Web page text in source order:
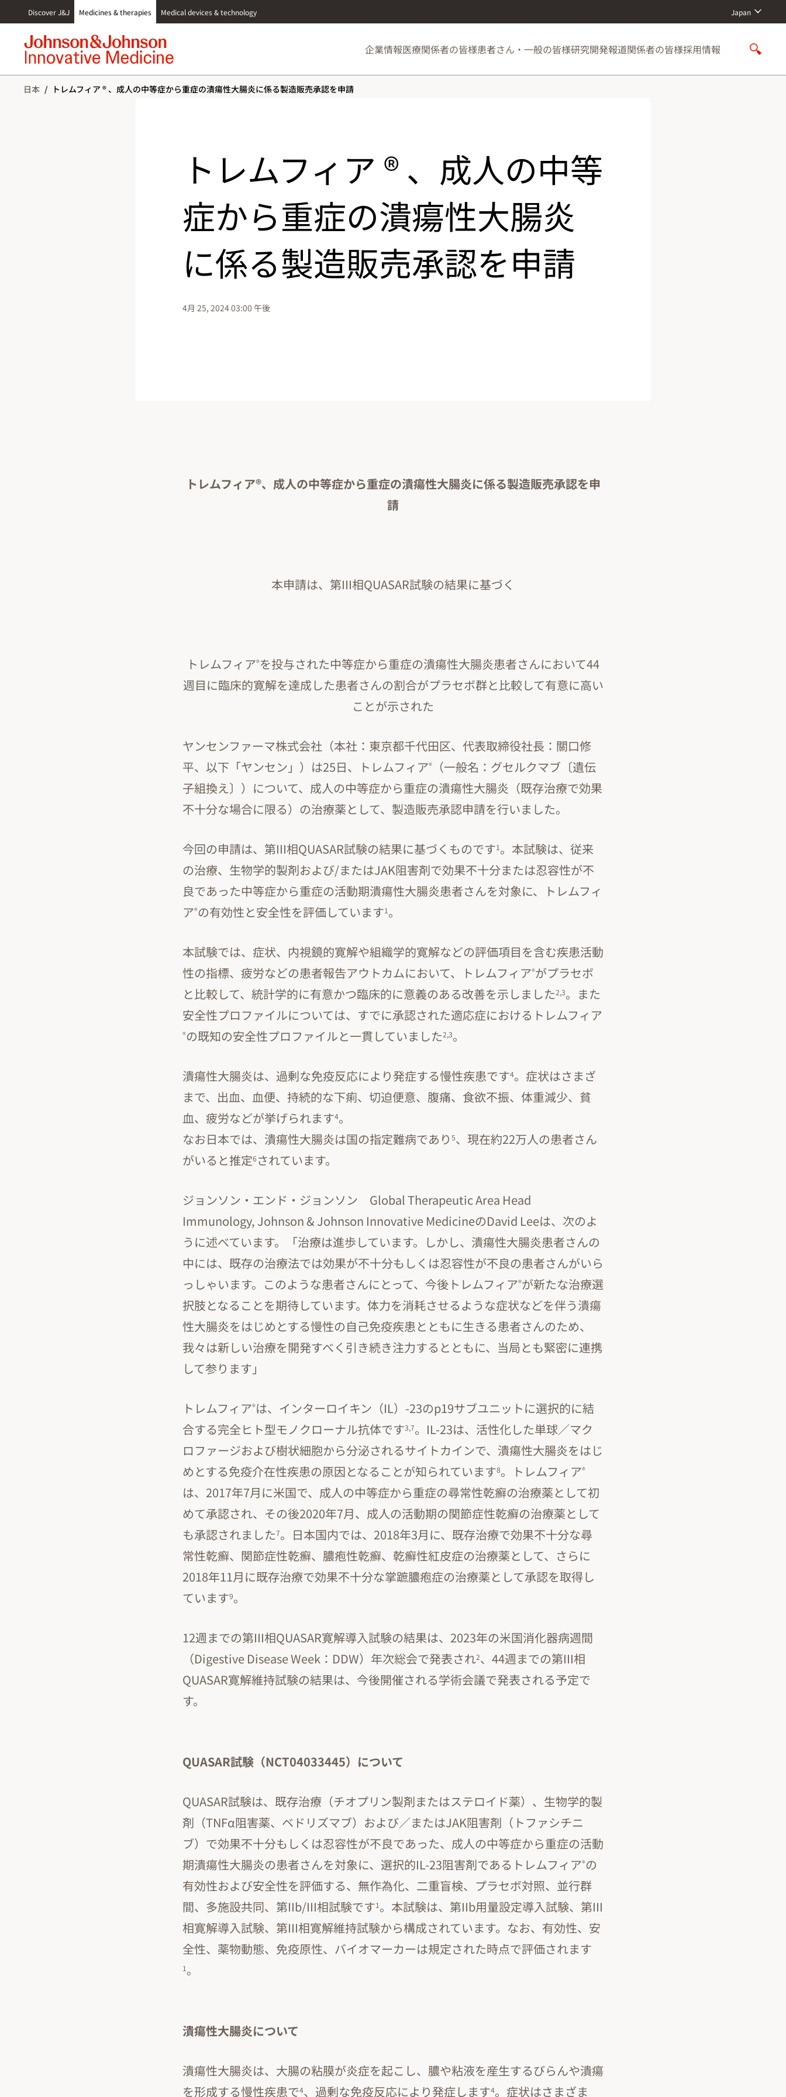
c
Discover J&J Medicines & therapies Medical devices & technology Japan
企業情報医療関係者の皆様患者さん・一般の皆様研究開発報道関係者の皆様採用情報
S
o
日本 / トレムフィア ® 、成人の中等症から重症の潰瘍性大腸炎に係る製造販売承認を申請
トレムフィア ® 、成人の中等
症から重症の潰瘍性大腸炎
に係る製造販売承認を申請
4月 25, 2024 03:00 午後
トレムフィア®、成人の中等症から重症の潰瘍性大腸炎に係る製造販売承認を申
請
本申請は、第III相QUASAR試験の結果に基づく
トレムフィア®を投与された中等症から重症の潰瘍性大腸炎患者さんにおいて44
週目に臨床的寛解を達成した患者さんの割合がプラセボ群と比較して有意に高い
ことが示された
ヤンセンファーマ株式会社（本社：東京都千代田区、代表取締役社長：關口修
平、以下「ヤンセン」）は25日、トレムフィア®
（一般名：グセルクマブ〔遺伝
子組換え〕）について、成人の中等症から重症の潰瘍性大腸炎（既存治療で効果
不十分な場合に限る）の治療薬として、製造販売承認申請を行いました。
今回の申請は、第III相QUASAR試験の結果に基づくものです1 。本試験は、従来
の治療、生物学的製剤および/またはJAK阻害剤で効果不十分または忍容性が不
良であった中等症から重症の活動期潰瘍性大腸炎患者さんを対象に、トレムフィ
ア®の有効性と安全性を評価しています1 。
本試験では、症状、内視鏡的寛解や組織学的寛解などの評価項目を含む疾患活動
性の指標、疲労などの患者報告アウトカムにおいて、トレムフィア®がプラセボ
と比較して、統計学的に有意かつ臨床的に意義のある改善を示しました2,3。また
安全性プロファイルについては、すでに承認された適応症におけるトレムフィア
®の既知の安全性プロファイルと一貫していました2,3。
潰瘍性大腸炎は、過剰な免疫反応により発症する慢性疾患です4。症状はさまざ
まで、出血、血便、持続的な下痢、切迫便意、腹痛、食欲不振、体重減少、貧
血、疲労などが挙げられます4。
なお日本では、潰瘍性大腸炎は国の指定難病であり 5、現在約22万人の患者さん
がいると推定6 されています。
ジョンソン・エンド・ジョンソン Global Therapeutic Area Head
Immunology, Johnson & Johnson Innovative MedicineのDavid Leeは、次のよ
うに述べています。「治療は進歩しています。しかし、潰瘍性大腸炎患者さんの
中には、既存の治療法では効果が不十分もしくは忍容性が不良の患者さんがいら
っしゃいます。このような患者さんにとって、今後トレムフィア®が新たな治療選
択肢となることを期待しています。体力を消耗させるような症状などを伴う潰瘍
性大腸炎をはじめとする慢性の自己免疫疾患とともに生きる患者さんのため、
我々は新しい治療を開発すべく引き続き注力するとともに、当局とも緊密に連携
して参ります」
トレムフィア®は、インターロイキン（IL）-23のp19サブユニットに選択的に結
合する完全ヒト型モノクローナル抗体です3,7。IL-23は、活性化した単球／マク
ロファージおよび樹状細胞から分泌されるサイトカインで、潰瘍性大腸炎をはじ
めとする免疫介在性疾患の原因となることが知られています8。トレムフィア®
は、2017年7月に米国で、成人の中等症から重症の尋常性乾癬の治療薬として初
めて承認され、その後2020年7月、成人の活動期の関節症性乾癬の治療薬として
も承認されました7。日本国内では、2018年3月に、既存治療で効果不十分な尋
常性乾癬、関節症性乾癬、膿疱性乾癬、乾癬性紅皮症の治療薬として、さらに
2018年11月に既存治療で効果不十分な掌蹠膿疱症の治療薬として承認を取得し
ています9。
12週までの第III相QUASAR寛解導入試験の結果は、2023年の米国消化器病週間
（Digestive Disease Week：DDW）年次総会で発表され2、44週までの第III相
QUASAR寛解維持試験の結果は、今後開催される学術会議で発表される予定で
す。
QUASAR試験（NCT04033445）について
QUASAR試験は、既存治療（チオプリン製剤またはステロイド薬）、生物学的製
剤（TNFα阻害薬、ベドリズマブ）および／またはJAK阻害剤（トファシチニ
ブ）で効果不十分もしくは忍容性が不良であった、成人の中等症から重症の活動
期潰瘍性大腸炎の患者さんを対象に、選択的IL-23阻害剤であるトレムフィア®の
有効性および安全性を評価する、無作為化、二重盲検、プラセボ対照、並行群
間、多施設共同、第IIb/III相試験です1 。本試験は、第IIb用量設定導入試験、第III
相寛解導入試験、第III相寛解維持試験から構成されています。なお、有効性、安
全性、薬物動態、免疫原性、バイオマーカーは規定された時点で評価されます
1 。
潰瘍性大腸炎について
潰瘍性大腸炎は、大腸の粘膜が炎症を起こし、膿や粘液を産生するびらんや潰瘍
を形成する慢性疾患で4、過剰な免疫反応により発症します4。症状はさまざま